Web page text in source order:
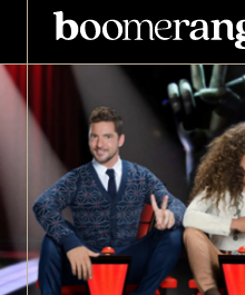
Pasar al contenido principal
Imagen